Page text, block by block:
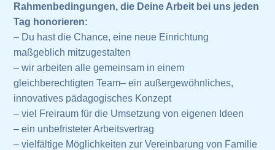
Rahmenbedingungen, die Deine Arbeit bei uns jeden
Tag honorieren:
– Du hast die Chance, eine neue Einrichtung
maßgeblich mitzugestalten
– wir arbeiten alle gemeinsam in einem
gleichberechtigten Team– ein außergewöhnliches,
innovatives pädagogisches Konzept
– viel Freiraum für die Umsetzung von eigenen Ideen
– ein unbefristeter Arbeitsvertrag
– vielfältige Möglichkeiten zur Vereinbarung von Familie